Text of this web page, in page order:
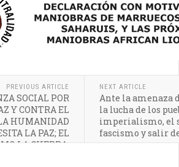
PREVIOUS ARTICLE
SOCIAL POR
Y CONTRA EL
HUMANIDAD
LA PAZ; EL
LA GUERRA.
NEXT ARTICLE
Ante la amenaza
la lucha de los
imperialismo, el
fascismo y salir